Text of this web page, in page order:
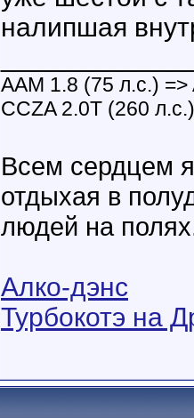
налипшая
АAM 1.8 (75 л.с.)
CCZA 2.0Т (260
Всем сердцем
отдыхая в
людей на
Алко-дэнс
Турбокотэ на